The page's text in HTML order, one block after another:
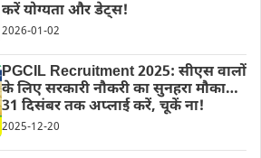
करें योग्यता और डेट्स!
2026-01-02
PGCIL Recruitment 2025: सीएस वालों
के लिए सरकारी नौकरी का सुनहरा मौका…
31 दिसंबर तक अप्लाई करें, चूकें ना!
2025-12-20